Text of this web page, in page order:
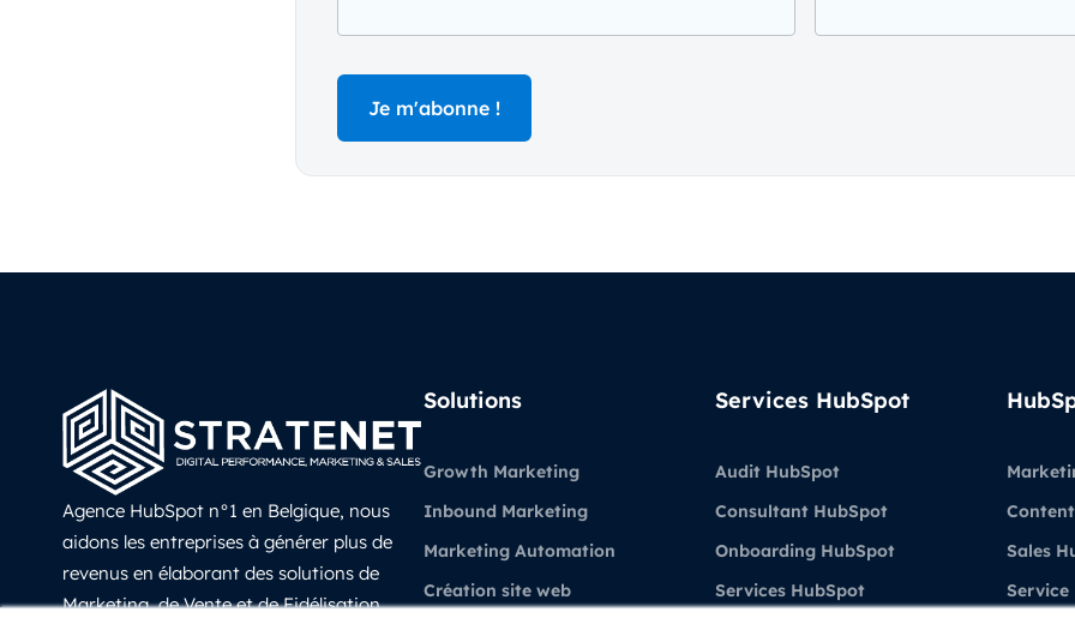
Agence HubSpot n°1 en Belgique, nous
aidons les entreprises à générer plus de
revenus en élaborant des solutions de
Marketing, de Vente et de Fidélisation
Solutions
Growth Marketing
Inbound Marketing
Marketing Automation
Création site web
Services HubSpot
Audit HubSpot
Consultant HubSpot
Onboarding HubSpot
Services HubSpot
Sales
Service